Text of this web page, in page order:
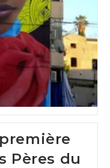
Pères du